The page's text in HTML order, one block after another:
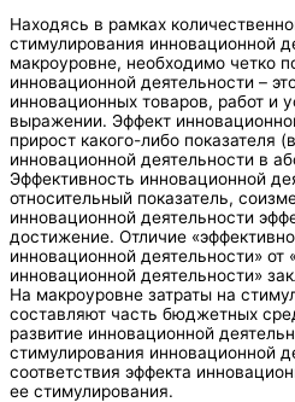
Находясь в рамках
стимулирования инновационной
макроуровне, необходимо четко
инновационной деятельности –
инновационных товаров, работ и
выражении. Эффект
прирост какого-либо показателя
инновационной деятельности в
Эффективность инновационной
относительный показатель,
инновационной деятельности
достижение. Отличие
инновационной деятельности» от
инновационной деятельности»
На макроуровне затраты на
составляют часть бюджетных
развитие инновационной
стимулирования инновационной
соответствия эффекта
ее стимулирования.